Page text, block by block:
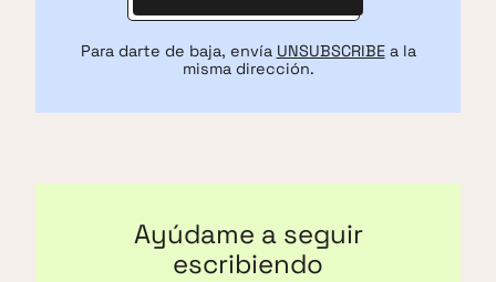
Para darte de baja, envía UNSUBSCRIBEa la
misma dirección.
Ayúdame a seguir
escribiendo